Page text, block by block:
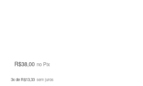
R$38,00 no Pix
3x deR$13,33 sem juros